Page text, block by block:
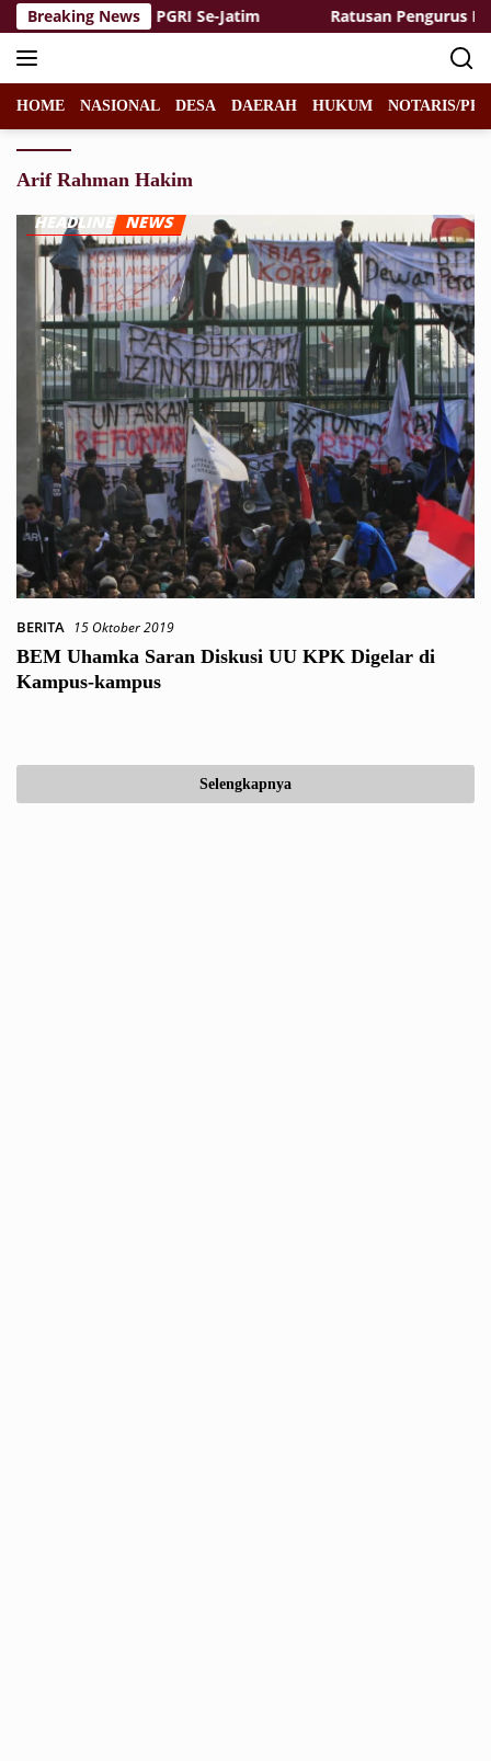
Langsung
ke
konten
Breaking News
Tinggi PGRI Se-Jatim Ratusan Pengurus NU
HOME NASIONAL DESA DAERAH HUKUM NOTARIS/
Arif Rahman Hakim
BERITA 15 Oktober 2019
BEM Uhamka Saran Diskusi UU KPK Digelar di
Kampus-kampus
Selengkapnya